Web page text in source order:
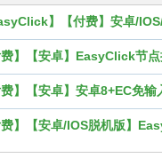
】【付费】安卓/
费】【安卓】EasyClick节
费】【安卓】安卓8+EC
费】【安卓/IOS脱机版】